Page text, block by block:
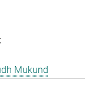
Mukund